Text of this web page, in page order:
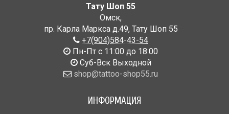
Тату Шоп 55
Омск,
пр. Карла Маркса д.49, Тату Шоп 55
+7(904)584-43-54
Пн-Пт с 11:00 до 18:00
Cуб-Вск Выходной
shop@tattoo-shop55.ru
ИНФОРМАЦИЯ